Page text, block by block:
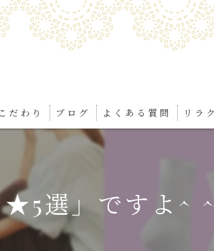
だわり ブログ よくある質問 リラ
★5選」ですよ^